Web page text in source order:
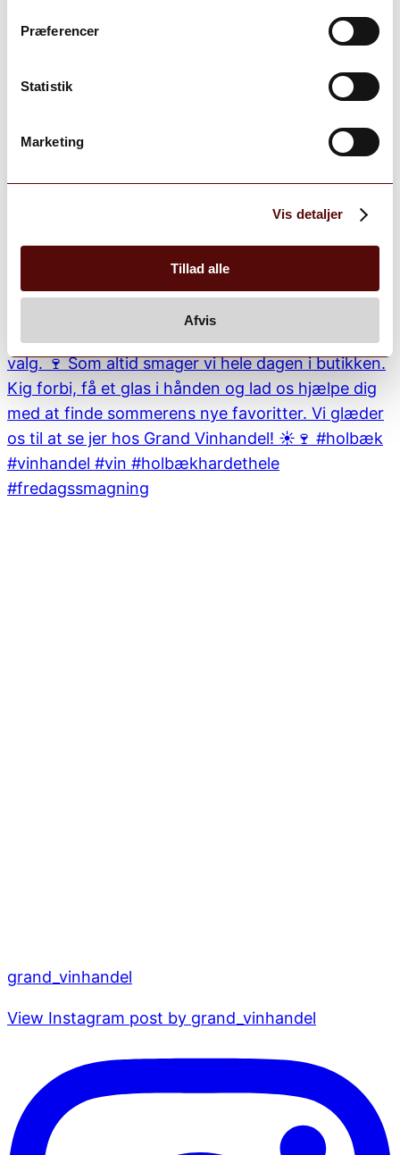
Præferencer
Statistik
Marketing
Vis detaljer
Tillad alle
Afvis
grand_vinhandel
View Instagram post by grand_vinhandel